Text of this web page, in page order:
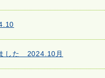
した 2024.10月